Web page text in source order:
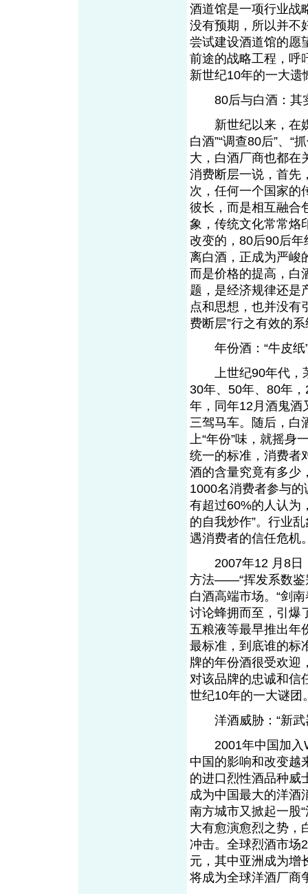
酒道馆是一项行业战
没有预期，所以并不
尝试建设酒道馆的愿
前途的战略工程，呼
新世纪10年的一大遗
80后与白酒：其
新世纪以来，在媒
白酒”“调查80后”、“
大，白酒厂商也都在
消费断层一说，首先
次，任何一个国家的
彼长，而是相互融合
象，传统文化常常烙
改变的，80后90后
离白酒，正成为严峻
而是价格的提高，白
题，是经济规律还是
点和思想，也并没有
费断层”行之有效的
年份酒：“牛皮纸”
上世纪90年代，茅
30年、50年、80年
年，同年12月酒鬼酒
三驾马车。随后，白
上“年份”味，就摇身
统一的标准，消费者
酒的含量究竟有多少
1000名消费者参与
有超过60%的人认为
的自我炒作”。行业
遇消费者的信任危机
2007年12 月8日，
方法——“挥发系数鉴
白酒高端市场。“剑
讨论蜂拥而至，引爆
五粮液等最早推出年
最标准，到底谁的标
牌的年份酒很受欢迎
对该品牌的忠诚和信
世纪10年的一大谜团
洋酒威胁：“新武
2001年中国加入
中国的影响和改变越
的进口烈性酒品种威
成为中国最大的洋酒
南方城市又掀起一股
大有愈演愈烈之势，
冲击。全球烈酒市场
元，其中亚洲成为增
将成为全球洋酒厂商